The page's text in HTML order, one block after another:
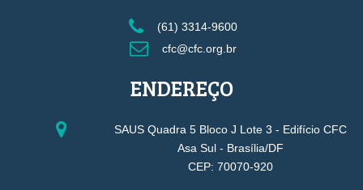
(61) 3314-9600
cfc@cfc.org.br
ENDEREÇO
SAUS Quadra 5 Bloco J Lote 3 - Edifício CFC
Asa Sul - Brasília/DF
CEP: 70070-920